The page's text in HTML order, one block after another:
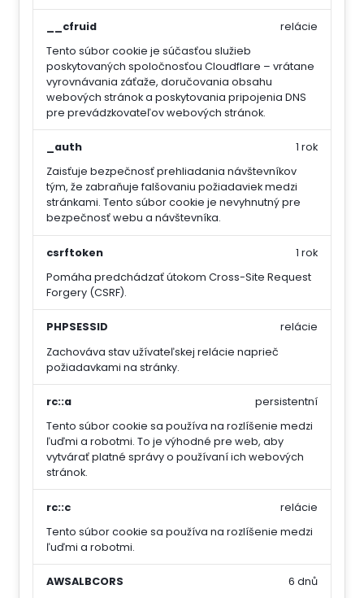
__cfruid
Tento súbor cookie je súčasťou služieb
poskytovaných spoločnosťou Cloudflare – vrátane
vyrovnávania záťaže, doručovania obsahu
webových stránok a poskytovania pripojenia DNS
pre prevádzkovateľov webových stránok.
relácie
_auth
Zaisťuje bezpečnosť prehliadania návštevníkov
tým, že zabraňuje falšovaniu požiadaviek medzi
stránkami. Tento súbor cookie je nevyhnutný pre
bezpečnosť webu a návštevníka.
1 rok
csrftoken
Pomáha predchádzať útokom Cross-Site Request
Forgery (CSRF).
1 rok
PHPSESSID
Zachováva stav užívateľskej relácie naprieč
požiadavkami na stránky.
relácie
rc::a
Tento súbor cookie sa používa na rozlíšenie medzi
ľuďmi a robotmi. To je výhodné pre web, aby
vytvárať platné správy o používaní ich webových
stránok.
persistentní
rc::c
Tento súbor cookie sa používa na rozlíšenie medzi
ľuďmi a robotmi.
relácie
AWSALBCORS
6 dnů